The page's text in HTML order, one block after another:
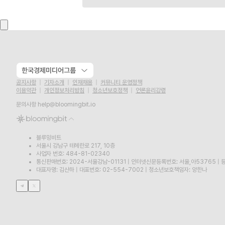
한국경제미디어그룹
공지사항 기자소개 인재채용
커뮤니티 운영정책
이용약관
개인정보처리방침 청소년보호정책
언론윤리강령
문의사항 help@bloomingbit.io
블루밍비트
서울시 강남구 테헤란로 217, 10층
사업자 번호: 484-81-02340
통신판매번호: 2024-서울강남-01131
인터넷신문등록번호: 서울,아53765
대표자명: 김산하
대표번호: 02-554-7002 청소년보호책임자: 양한나